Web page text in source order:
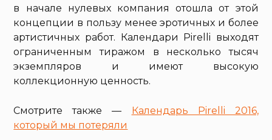
в начале нулевых компания отошла от этой
концепции в пользу менее эротичных и более
артистичных работ. Календари Pirelli выходят
ограниченным тиражом в несколько тысяч
экземпляров и имеют высокую
коллекционную ценность.
Смотрите также — Календарь Pirelli 2016,
который мы потеряли